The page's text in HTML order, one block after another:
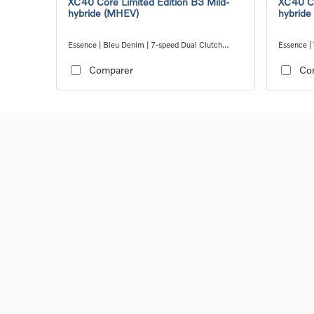
hybride (MHEV)
Essence | Bleu Denim | 7-speed Dual Clutch
Comparer
hybride
Essence